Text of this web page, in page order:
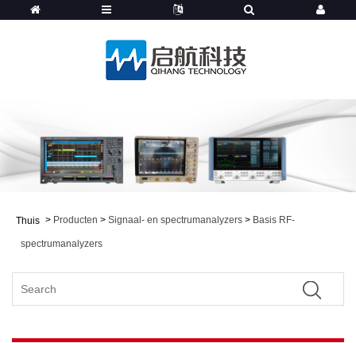
Thuis > Producten > Signaal- en spectrumanalyzers > Basis RF-
spectrumanalyzers